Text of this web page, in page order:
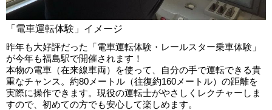
「電車運転体験」イメージ
昨年も大好評だった「電車運転体験・レールスター乗車体験」
が今年も福島駅で開催されます！
本物の電車（在来線車両）を使って、自分の手で運転できる貴
重なチャンス。約80メートル（往復約160メートル）の距離を
実際に操作できます。現役の運転士がやさしくレクチャーしま
すので、初めての方でも安心して楽しめます。